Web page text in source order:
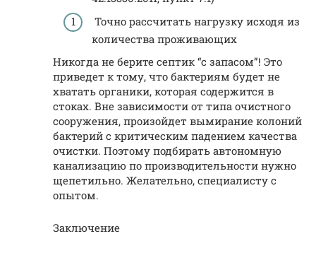
Точно рассчитать нагрузку исходя из
количества проживающих
Никогда не берите септик “с запасом”! Это
приведет к тому, что бактериям будет не
хватать органики, которая содержится в
стоках. Вне зависимости от типа очистного
сооружения, произойдет вымирание колоний
бактерий с критическим падением качества
очистки. Поэтому подбирать автономную
канализацию по производительности нужно
щепетильно. Желательно, специалисту с
опытом.
Заключение